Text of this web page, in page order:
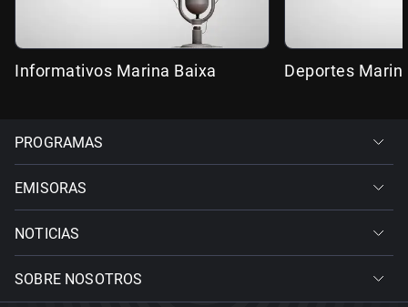
Informativos Marina Baixa Deportes
PROGRAMAS
EMISORAS
NOTICIAS
SOBRE NOSOTROS